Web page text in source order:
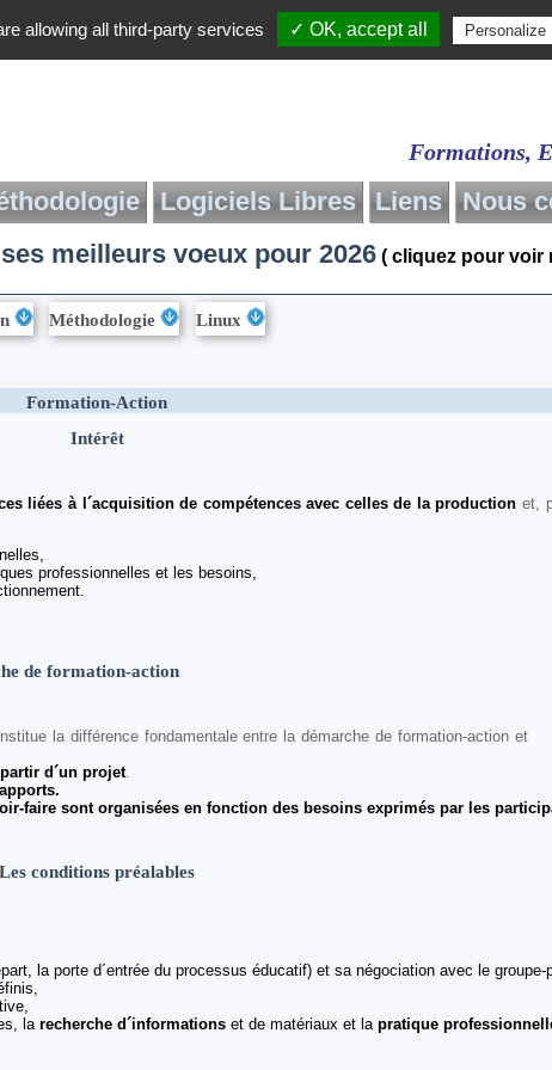
Formations,
de
livre gratuit
Logiciels Libres
Présentation Définitions
Liens
Liens
Yantra
Nous
meilleurs voeux pour 2026( cliquez pour voir
Méthodologie Linux
Formation-Action
Intérêt
liées à l´acquisition de compétences avec celles de la production et,
professionnelles et les besoins,
de formation-action
la différence fondamentale entre la démarche de formation-action et
d´un projet.
faire sont organisées en fonction des besoins exprimés par les
Les conditions préalables
la porte d´entrée du processus éducatif) et sa négociation avec le groupe-
larecherche d´informationset de matériaux et la pratique
allowing all third-party services ✓ OK, accept all Personalize